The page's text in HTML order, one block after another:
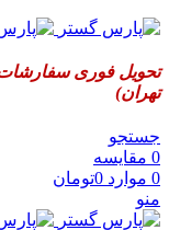
تحویل فوری سفارشات
تهران)
جستجو
0 مقایسه
0 موارد 0تومان
منو